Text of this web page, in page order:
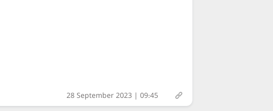
28 September 2023 | 09:45